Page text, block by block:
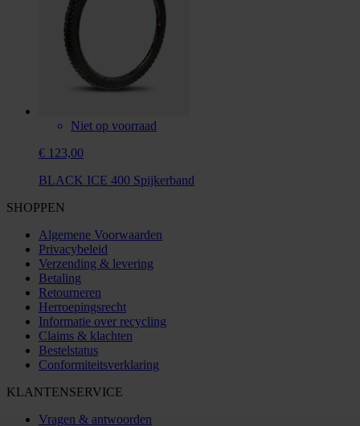
Niet op voorraad
€ 123,00
BLACK ICE 400 Spijkerband
SHOPPEN
Algemene Voorwaarden
Privacybeleid
Verzending & levering
Betaling
Retourneren
Herroepingsrecht
Informatie over recycling
Claims & klachten
Bestelstatus
Conformiteitsverklaring
KLANTENSERVICE
Vragen & antwoorden